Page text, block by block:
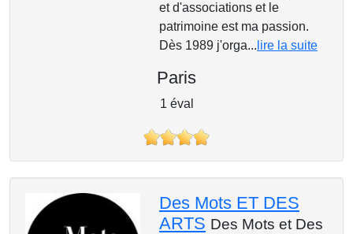
et d'associations et le
patrimoine est ma passion.
Dès 1989 j'orga... lire la suite
Paris
1 éval
Des Mots ET DES
ARTS Des Mots et Des